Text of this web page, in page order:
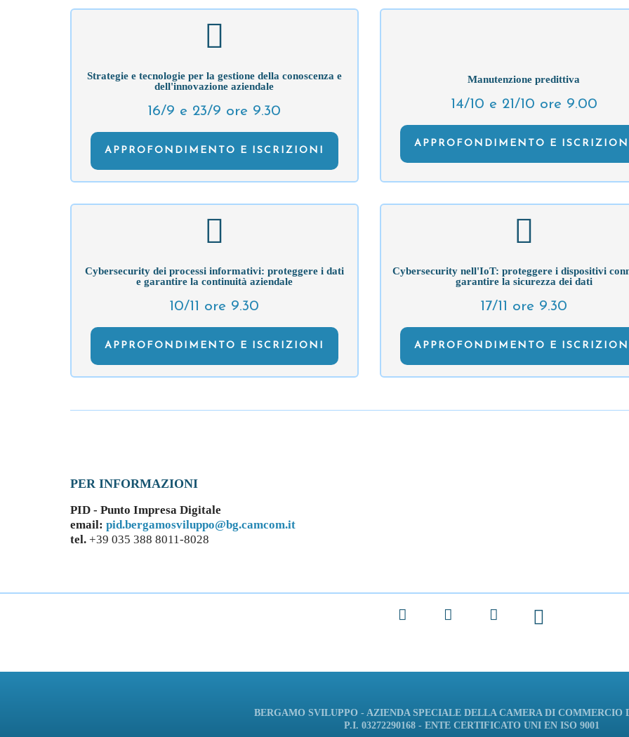
Strategie e tecnologie per la gestione della conoscenza e
dell'innovazione aziendale
16/9 e 23/9 ore 9.30
APPROFONDIMENTO E ISCRIZIONI
Manutenzione predittiva
14/10 e 21/10 ore 9.00
APPROFONDIMENTO E
Cybersecurity dei processi informativi: proteggere i dati
e garantire la continuità aziendale
10/11 ore 9.30
APPROFONDIMENTO E ISCRIZIONI
Cybersecurity nell'IoT: proteggere i dispositivi
garantire la sicurezza dei dati
17/11 ore 9.30
APPROFONDIMENTO E
PER INFORMAZIONI
PID - Punto Impresa Digitale
email: pid.bergamosviluppo@bg.camcom.it
tel. +39 035 388 8011-8028
Facebook LinkedIn
BERGAMO SVILUPPO - AZIENDA SPECIALE DELLA CAMERA DI COMMERCIO
P.I. 03272290168 - ENTE CERTIFICATO UNI EN ISO 9001